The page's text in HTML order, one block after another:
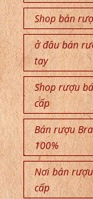
Shop bán
ở đâu bán
tay
Shop rượu
cấp
Bán rượu
100%
Nơi bán
cấp